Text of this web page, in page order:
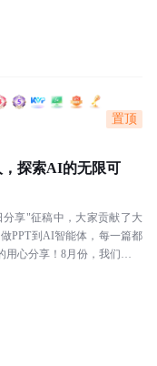
置顶
探索AI的无限可
享"征稿中，大家贡献了大
PPT到AI智能体，每一篇都
心分享！8月份，我们把主